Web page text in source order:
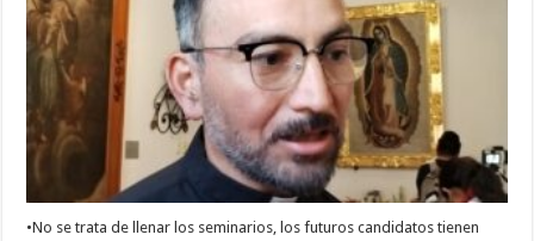
•No se trata de llenar los seminarios, los futuros candidatos tienen